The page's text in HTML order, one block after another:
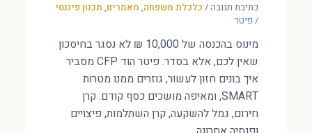
כתיבת תגובה/ כלכלת משפחה, מאמרים, תכנון פיננסי
/ פיטר
מינוס בהכנסה של 10,000 ₪ לא נסגר בחיסכון
שאין לכם, אלא בסדר. פיטר הוד CFP מסביר
איך בונים חזון לעשור, גוזרים ממנו מטרות
SMART, ומאיפה מושכים כסף קודם: קרן
חירום, גמל להשקעה, קרן השתלמות, פיצויים